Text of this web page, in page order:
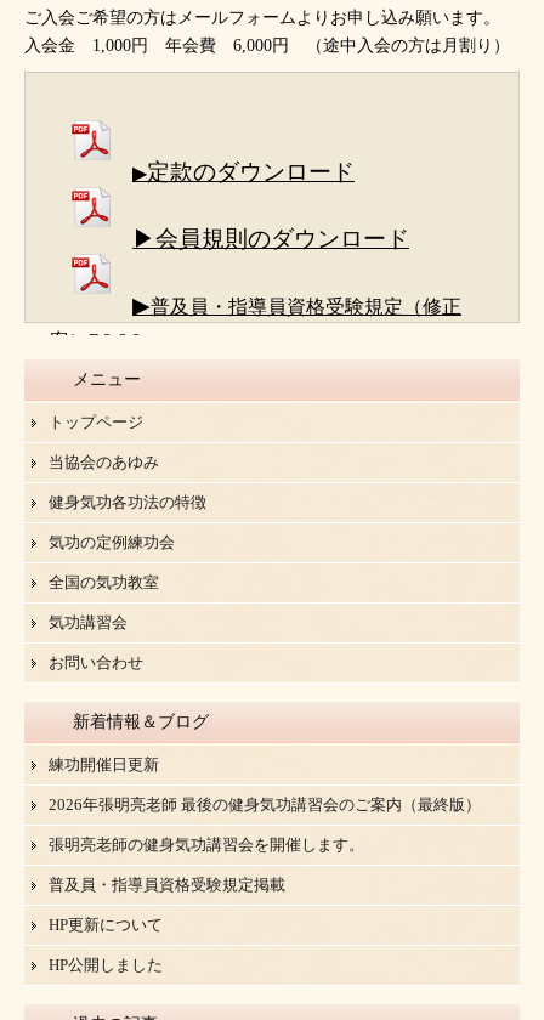
ご入会ご希望の方はメールフォームよりお申し込み願います。
入会金 1,000円 年会費 6,000円 （途中入会の方は月割り）
▶定款のダウンロード
▶会員規則のダウンロード
▶普及員・指導員資格受験規定（修正
案）R8.6.8
メニュー
トップページ
当協会のあゆみ
健身気功各功法の特徴
気功の定例練功会
全国の気功教室
気功講習会
お問い合わせ
新着情報＆ブログ
練功開催日更新
2026年張明亮老師 最後の健身気功講習会のご案内（最終版）
張明亮老師の健身気功講習会を開催します。
普及員・指導員資格受験規定掲載
HP更新について
HP公開しました